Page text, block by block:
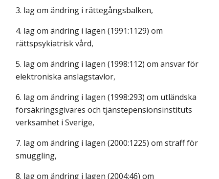
3. lag om ändring i rättegångsbalken,
4. lag om ändring i lagen (1991:1129) om
rättspsykiatrisk vård,
5. lag om ändring i lagen (1998:112) om ansvar för
elektroniska anslagstavlor,
6. lag om ändring i lagen (1998:293) om utländska
försäkringsgivares och tjänstepensionsinstituts
verksamhet i Sverige,
7. lag om ändring i lagen (2000:1225) om straff för
smuggling,
8. lag om ändring i lagen (2004:46) om